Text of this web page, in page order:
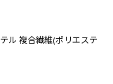
ル 複合繊維(ポリエステ